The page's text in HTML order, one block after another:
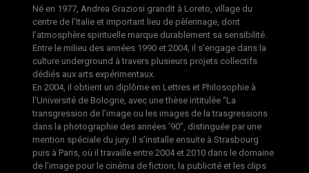
Né en 1977, Andrea Graziosi grandit à Loreto, village du
centre de l’Italie et important lieu de pèlerinage, dont
l’atmosphère spirituelle marque durablement sa sensibilité.
Entre le milieu des années 1990 et 2004, il s’engage dans la
culture underground à travers plusieurs projets collectifs
dédiés aux arts expérimentaux.
En 2004, il obtient un diplôme en Lettres et Philosophie à
l’Université de Bologne, avec une thèse intitulée “La
transgression de l’image ou les images de la trasgressions
dans la photographie des années ‘90”, distinguée par une
mention spéciale du jury. Il s’installe ensuite à Strasbourg
puis à Paris, où il travaille entre 2004 et 2010 dans le domaine
de l’image pour le cinéma de fiction, la publicité et les clips